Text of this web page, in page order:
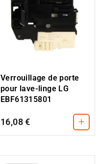
Verrouillage de porte
pour lave-linge LG
EBF61315801
16,08 € +